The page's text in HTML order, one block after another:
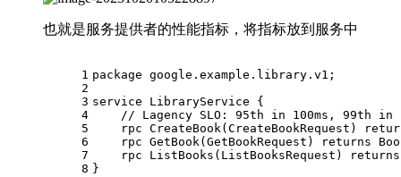
也就是服务提供者的性能指标，将指标放到服务中
1
2
3
4
5
6
7
8
package google.example.library.v1;
service LibraryService {
// Lagency SLO: 95th in 100ms, 99th in
rpc CreateBook(CreateBookRequest)
rpc GetBook(GetBookRequest) returns
rpc ListBooks(ListBooksRequest) returns
}